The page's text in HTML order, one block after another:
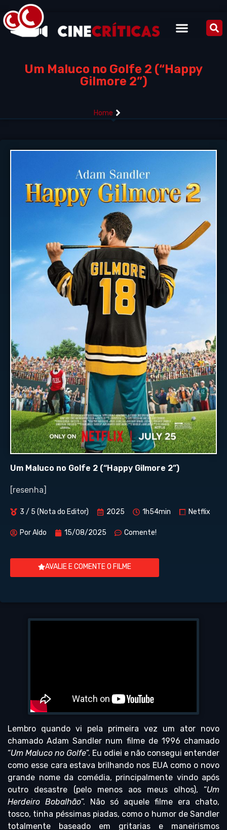
Um Maluco no Golfe 2 (“Happy
Gilmore 2”)
Home
Um Maluco no Golfe 2 (“Happy Gilmore 2”)
[resenha]
3 / 5 (Nota do Editor) 2025 1h54min Netflix
PorAldo 15/08/2025 Comente!
AVALIE E COMENTE O FILME
Lembro quando vi pela primeira vez um ator novo
chamado Adam Sandler num filme de 1996 chamado
“Um Maluco no Golfe”. Eu odiei e não consegui entender
como esse cara estava brilhando nos EUA como o novo
grande nome da comédia, principalmente vindo após
outro desastre (pelo menos aos meus olhos), “Um
Herdeiro Bobalhão”. Não só aquele filme era chato,
tosco, tinha péssimas piadas, como o humor de Sandler
totalmente baseado em gritarias e maneirismos